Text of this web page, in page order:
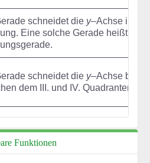
schneidet die y–Achse im
Eine solche Gerade heißt
schneidet die y–Achse bei
dem III. und IV. Quadranten.
Funktionen